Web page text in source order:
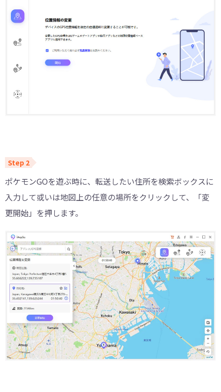
ポケモンGOを遊ぶ時に、転送したい住所を検索ボックスに
入力して或いは地図上の任意の場所をクリックして、「変
更開始」を押します。